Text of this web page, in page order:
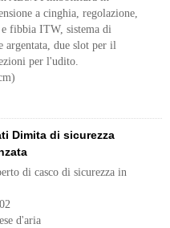
a cinghia, regolazione,
fibbia ITW, sistema di
argentata, due slot per il
per l'udito.
Dimita di sicurezza
di casco di sicurezza in
d'aria